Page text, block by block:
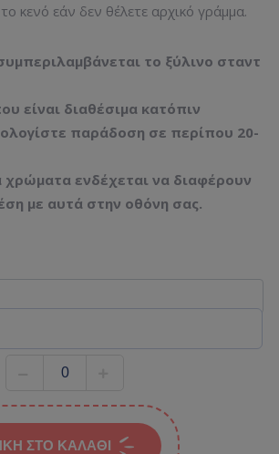
κενό εάν δεν θέλετε αρχικό γράμμα.
το ξύλινο σταντ
είναι διαθέσιμα κατόπιν
παράδοση σε περίπου 20-
χρώματα ενδέχεται να διαφέρουν
με αυτά στην οθόνη σας.
ΣΤΟ ΚΑΛΆΘΙ